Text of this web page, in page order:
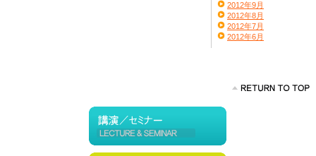
2012年9月
2012年8月
2012年7月
2012年6月